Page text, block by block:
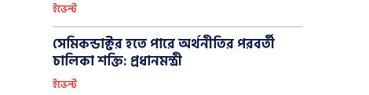
ইভেন্ট
সেমিকন্ডাক্টর হতে পারে অর্থনীতির পরবর্তী
চালিকা শক্তি: প্রধানমন্ত্রী
ইভেন্ট